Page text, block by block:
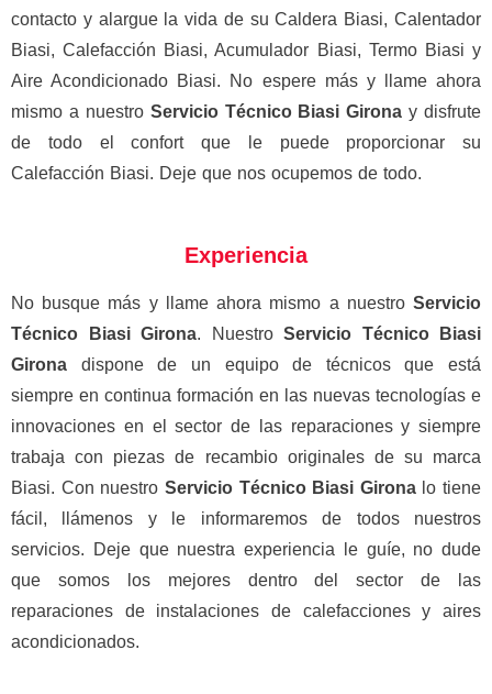
contacto y alargue la vida de su Caldera Biasi, Calentador
Biasi, Calefacción Biasi, Acumulador Biasi, Termo Biasi y
Aire Acondicionado Biasi. No espere más y llame ahora
mismo a nuestro Servicio Técnico Biasi Girona y disfrute
de todo el confort que le puede proporcionar su
Calefacción Biasi. Deje que nos ocupemos de todo.
Experiencia
No busque más y llame ahora mismo a nuestro Servicio
Técnico Biasi Girona. Nuestro Servicio Técnico Biasi
Girona dispone de un equipo de técnicos que está
siempre en continua formación en las nuevas tecnologías e
innovaciones en el sector de las reparaciones y siempre
trabaja con piezas de recambio originales de su marca
Biasi. Con nuestro Servicio Técnico Biasi Gironalo tiene
fácil, llámenos y le informaremos de todos nuestros
servicios. Deje que nuestra experiencia le guíe, no dude
que somos los mejores dentro del sector de las
reparaciones de instalaciones de calefacciones y aires
acondicionados.